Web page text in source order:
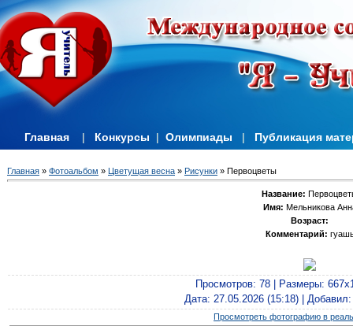
Главная | Конкурсы | Олимпиады | Публикация
Главная » Фотоальбом » Цветущая весна » Рисунки » Первоцветы
Название:
Имя: Мельникова
Возраст:
Комментарий:
Просмотров: 78 | Размеры:
Дата: 27.05.2026 (15:18) | Добавил
Просмотреть фотографию в